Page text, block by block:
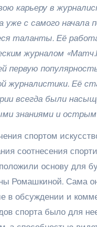
карьеру в
уже с самого начала
таланты. Её
журналом
первую
журналистики. Её
всегда были
знаниями и острым
спортом
соотнесения
основу для
Ромашкиной. Сама
в обсуждении и
спорта было для